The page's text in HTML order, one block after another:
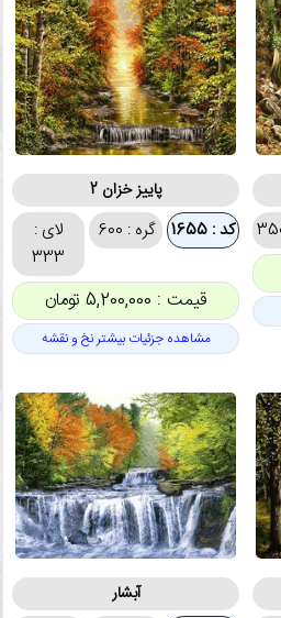
پاییز خزان 2
کد : 1655 گره : 600
لای :
333
قیمت : 5,200,000 تومان
مشاهده جزئیات بیشتر نخ و نقشه
آبشار